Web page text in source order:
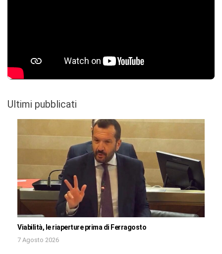
Ultimi pubblicati
Viabilità, le riaperture prima di Ferragosto
7 Agosto 2026